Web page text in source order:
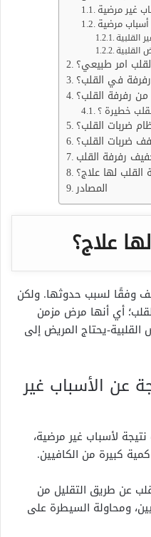
غير مرضية
أسباب مرضية
امر طبيعي؟
في القلب؟
خطيرة ؟
ضربات القلب؟
لها علاج؟
المصادر
علاج؟
وفقًا لسبب حدوثها. ولكن
أي أنها مرض مزمن
القلبية-يحتاج المريض إلى
عن الأسباب غير
لأسباب غير مرضية،
كبيرة من الكافيين.
عن طريق التقليل من
ومحاولة السيطرة على